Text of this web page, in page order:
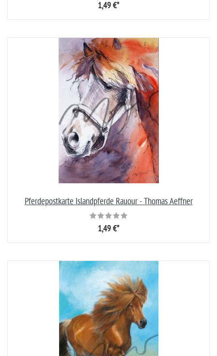
1,49 €*
Pferdepostkarte Islandpferde Rauour - Thomas Aeffner
1,49 €*